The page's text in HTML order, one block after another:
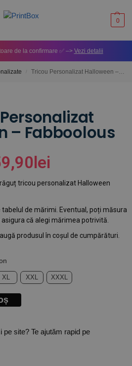
0
de la confirmare ✅ –> Vezi detalii
Tricou Personalizat Halloween – Fabboolous
– Fabboolous
lei
tricou personalizat Halloween
de mărimi. Eventual, poți măsura
că alegi mărimea potrivită.
produsul în coșul de cumpărături.
XL XXL XXXL
site? Te ajutăm rapid pe